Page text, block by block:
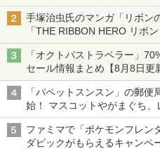
手塚治虫氏のマンガ「リボン
「THE RIBBON HERO リボ
「オクトパストラベラー」
セール情報まとめ【8月8日更
ニンテンドーeショップでは
「パペットスンスン」の郵
始！ マスコットやがまぐち
ファミマで「ポケモンフレン
ダピックがもらえるキャンペ